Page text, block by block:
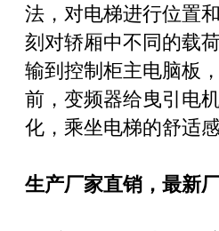
法，对电梯进行位置
刻对轿厢中不同的载
输到控制柜主电脑板
前，变频器给曳引电
化，乘坐电梯的舒适
生产厂家直销，最新